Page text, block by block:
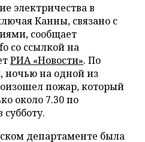
электричества в
Канны, связано с
сообщает
со ссылкой на
РИА «Новости». По
на одной из
пожар, который
около 7.30 по
департаменте была